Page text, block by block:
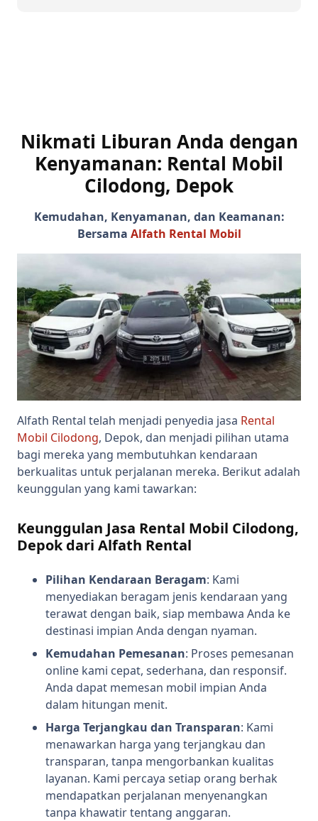
Nikmati Liburan Anda dengan
Kenyamanan: Rental Mobil
Cilodong, Depok
Kemudahan, Kenyamanan, dan Keamanan:
Bersama Alfath Rental Mobil
Alfath Rental telah menjadi penyedia jasa Rental
Mobil Cilodong, Depok, dan menjadi pilihan utama
bagi mereka yang membutuhkan kendaraan
berkualitas untuk perjalanan mereka. Berikut adalah
keunggulan yang kami tawarkan:
Keunggulan Jasa Rental Mobil Cilodong,
Depok dari Alfath Rental
Pilihan Kendaraan Beragam: Kami
menyediakan beragam jenis kendaraan yang
terawat dengan baik, siap membawa Anda ke
destinasi impian Anda dengan nyaman.
Kemudahan Pemesanan: Proses pemesanan
online kami cepat, sederhana, dan responsif.
Anda dapat memesan mobil impian Anda
dalam hitungan menit.
Harga Terjangkau dan Transparan: Kami
menawarkan harga yang terjangkau dan
transparan, tanpa mengorbankan kualitas
layanan. Kami percaya setiap orang berhak
mendapatkan perjalanan menyenangkan
tanpa khawatir tentang anggaran.